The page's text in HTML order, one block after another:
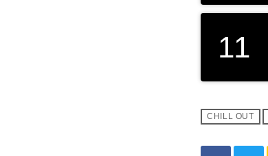
11
CHILL OUT